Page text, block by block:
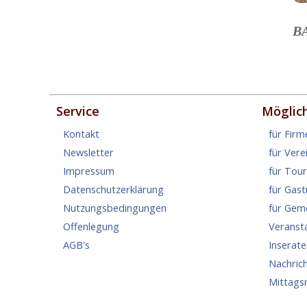
Service
Kontakt
Newsletter
Impressum
Datenschutzerklärung
Nutzungsbedingungen
Offenlegung
AGB's
für
für
für
für
für
Inserate